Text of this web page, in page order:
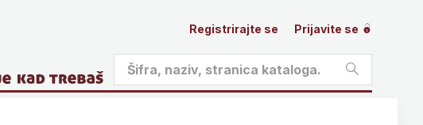
Registrirajte se Prijavite se